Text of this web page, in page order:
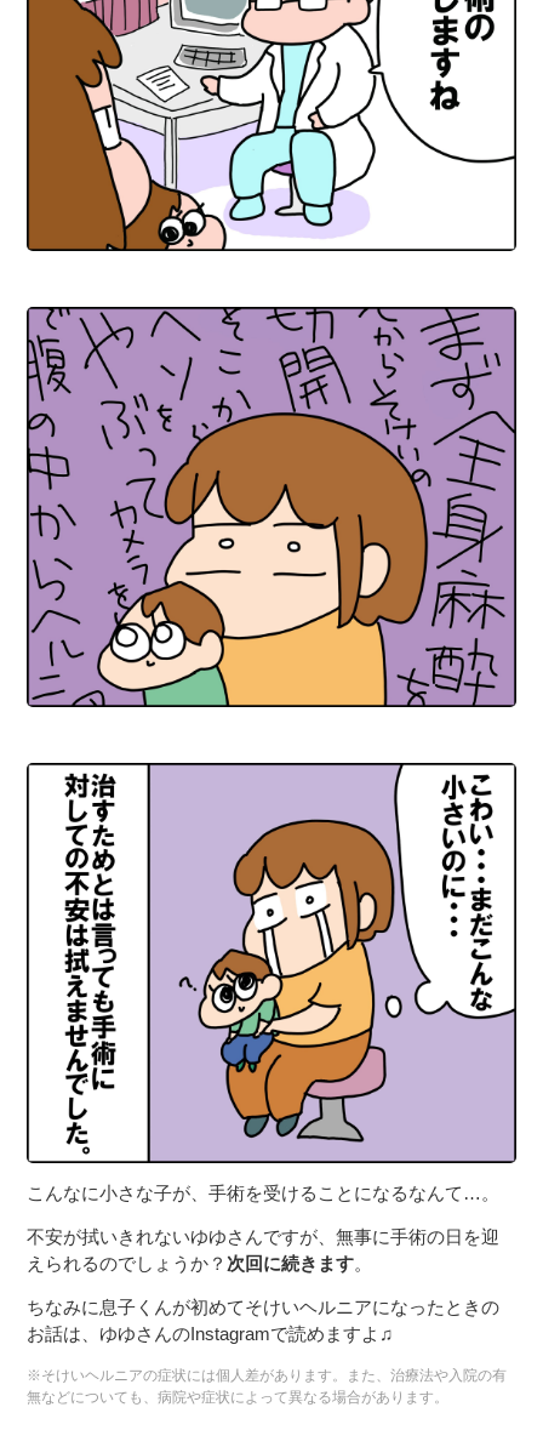
こんなに小さな子が、手術を受けることになるなんて…。
不安が拭いきれないゆゆさんですが、無事に手術の日を迎
えられるのでしょうか？次回に続きます。
ちなみに息子くんが初めてそけいヘルニアになったときの
お話は、ゆゆさんのInstagramで読めますよ♫
※そけいヘルニアの症状には個人差があります。また、治療法や入院の有
無などについても、病院や症状によって異なる場合があります。